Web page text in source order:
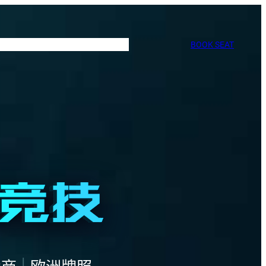
BOOK SEAT